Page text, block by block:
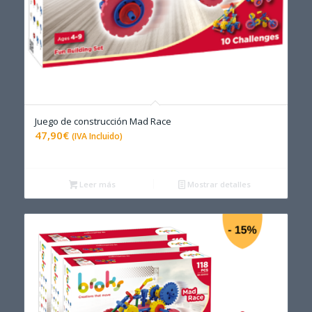
4.83
Juego de construcción Mad Race
47,90€ (IVA Incluido)
Leer más Mostrar detalles